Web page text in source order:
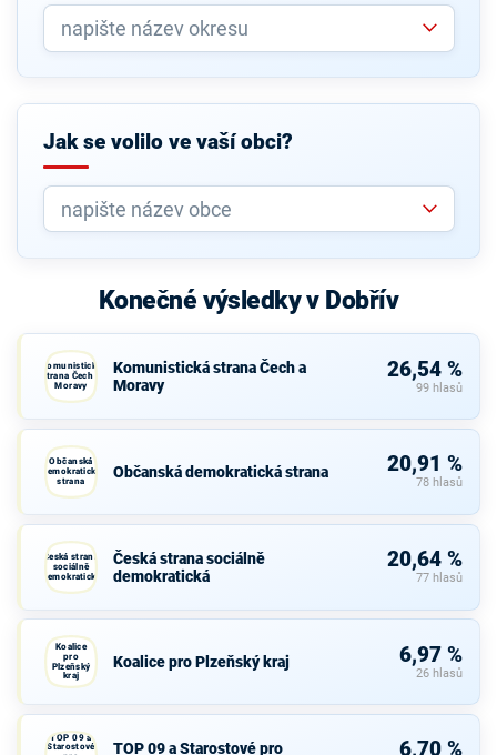
Jak se volilo ve vaší obci?
Konečné výsledky v Dobřív
Komunistická
strana Čech a
Moravy
Komunistická strana Čech a
Moravy
26,54 %
99 hlasů
Občanská
demokratická
strana
Občanská demokratická strana 20,91 %
78 hlasů
Česká strana
sociálně
demokratická
Česká strana sociálně
demokratická
20,64 %
77 hlasů
Koalice
pro
Plzeňský
kraj
Koalice pro Plzeňský kraj 6,97 %
26 hlasů
TOP 09 a
Starostové
TOP 09 a Starostové pro
6,70 %